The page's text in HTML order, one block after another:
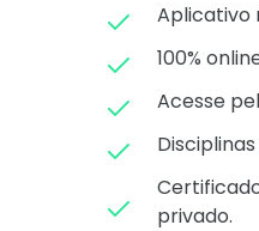
Aplicativo
100%
Acesse
privado.